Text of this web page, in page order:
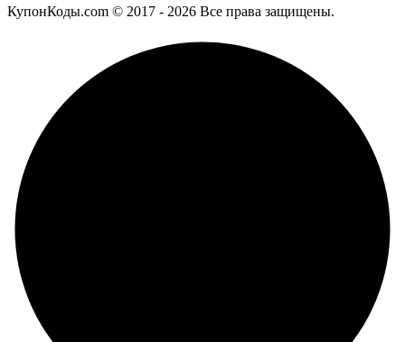
КупонКоды.com © 2017 - 2026 Все права защищены.